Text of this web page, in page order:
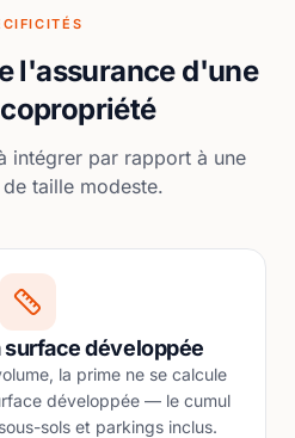
l'assurance d'une
intégrer par rapport à une
taille modeste.
surface développée
la prime ne se calcule
développée — le cumul
sols et parkings inclus.